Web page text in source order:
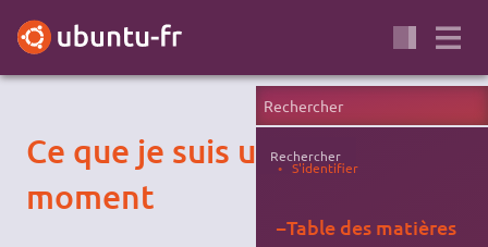
Ce que je suis un peu pour le
moment
Rechercher
S'identifier
−Table des matières